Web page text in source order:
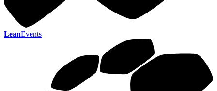
LeanEvents